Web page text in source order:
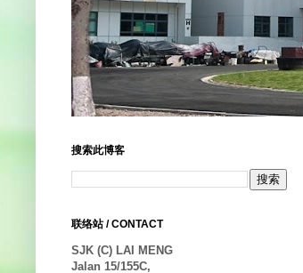
搜索此博客
联络站 / CONTACT
SJK (C) LAI MENG
Jalan 15/155C,